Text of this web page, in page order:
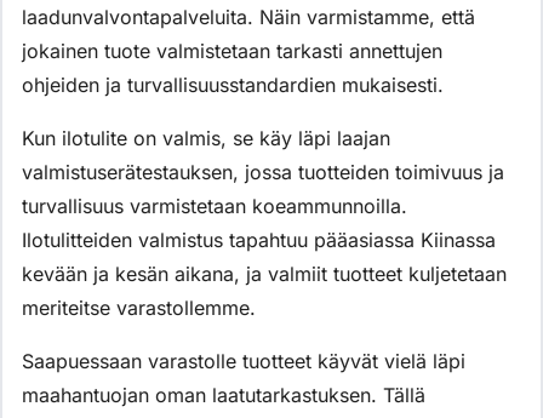
laadunvalvontapalveluita. Näin varmistamme, että
jokainen tuote valmistetaan tarkasti annettujen
ohjeiden ja turvallisuusstandardien mukaisesti.
Kun ilotulite on valmis, se käy läpi laajan
valmistuserätestauksen, jossa tuotteiden toimivuus ja
turvallisuus varmistetaan koeammunnoilla.
Ilotulitteiden valmistus tapahtuu pääasiassa Kiinassa
kevään ja kesän aikana, ja valmiit tuotteet kuljetetaan
meriteitse varastollemme.
Saapuessaan varastolle tuotteet käyvät vielä läpi
maahantuojan oman laatutarkastuksen. Tällä